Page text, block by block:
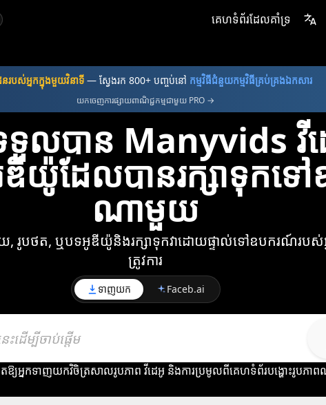
គេហទំព័រដែលគាំទ្រ
របស់​អ្នក​ក្នុង​មួយ​វិនាទី — ស្វែងរក 800+ បញ្ចប់នៅ កម្មវិធី​ជំនួយ​កម្មវិធី​គ្រប់គ្រង​ឯកសារ
យកចេញការផ្សាយពាណិជ្ជកម្មជាមួយ PRO →
លបាន Manyvids វីដ
យ៉ូដែលបានរក្សាទុកទ
ណាមួយ
បថត, ឬបទអូឌីយ៉ូនិងរក្សាទុកវាដោយផ្ទាល់ទៅឧបករណ៍របស់អ្ន
ត្រូវការ
ទាញយក Faceb.ai
ឱ្យអ្នកទាញយកវិចិត្រសាលរូបភាព វីដេអូ និងការប្រមូលពីគេហទំព័របង្ហោះរូបភ